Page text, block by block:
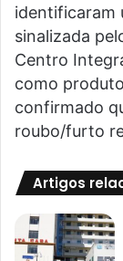
identificaram
sinalizada
Centro
como
confirmado
roubo/furto
Artigos